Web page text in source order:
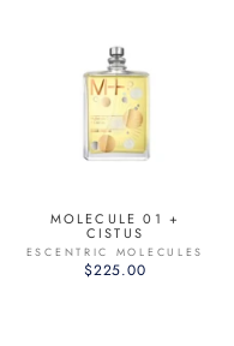
MOLECULE 01 +
CISTUS
ESCENTRIC MOLECULES
$225.00